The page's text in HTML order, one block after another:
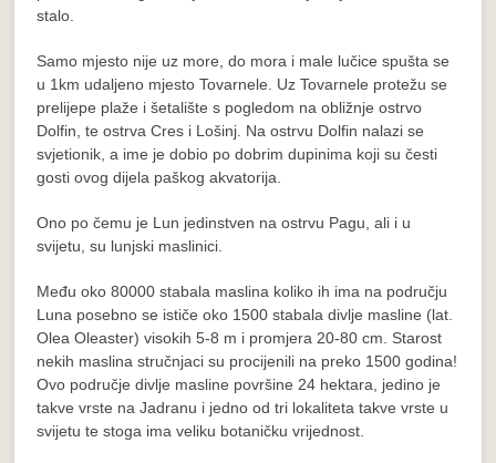
stalo.
Samo mjesto nije uz more, do mora i male lučice spušta se
u 1km udaljeno mjesto Tovarnele. Uz Tovarnele protežu se
prelijepe plaže i šetalište s pogledom na obližnje ostrvo
Dolfin, te ostrva Cres i Lošinj. Na ostrvu Dolfin nalazi se
svjetionik, a ime je dobio po dobrim dupinima koji su česti
gosti ovog dijela paškog akvatorija.
Ono po čemu je Lun jedinstven na ostrvu Pagu, ali i u
svijetu, su lunjski maslinici.
Među oko 80000 stabala maslina koliko ih ima na području
Luna posebno se ističe oko 1500 stabala divlje masline (lat.
Olea Oleaster) visokih 5-8 m i promjera 20-80 cm. Starost
nekih maslina stručnjaci su procijenili na preko 1500 godina!
Ovo područje divlje masline površine 24 hektara, jedino je
takve vrste na Jadranu i jedno od tri lokaliteta takve vrste u
svijetu te stoga ima veliku botaničku vrijednost.